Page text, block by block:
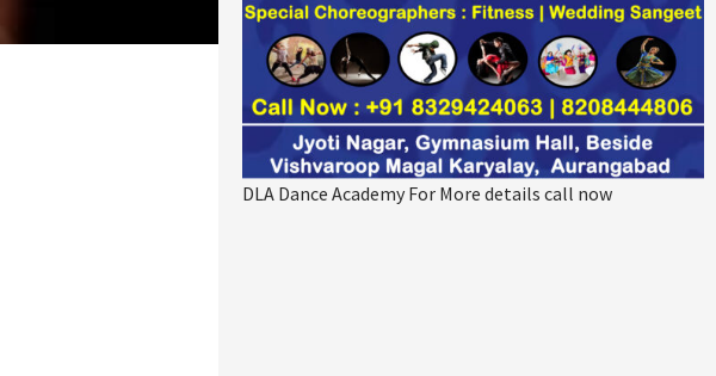
DLA Dance Academy For More details call now